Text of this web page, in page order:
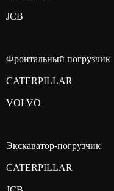
JCB
Фронтальный погрузчик
CATERPILLAR
VOLVO
Экскаватор-погрузчик
CATERPILLAR